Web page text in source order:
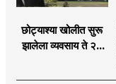
छोट्याश्या खोलीत सुरू
झालेला व्यवसाय ते २०
साम्राज्याचे ‘सॉफ्टवेअर